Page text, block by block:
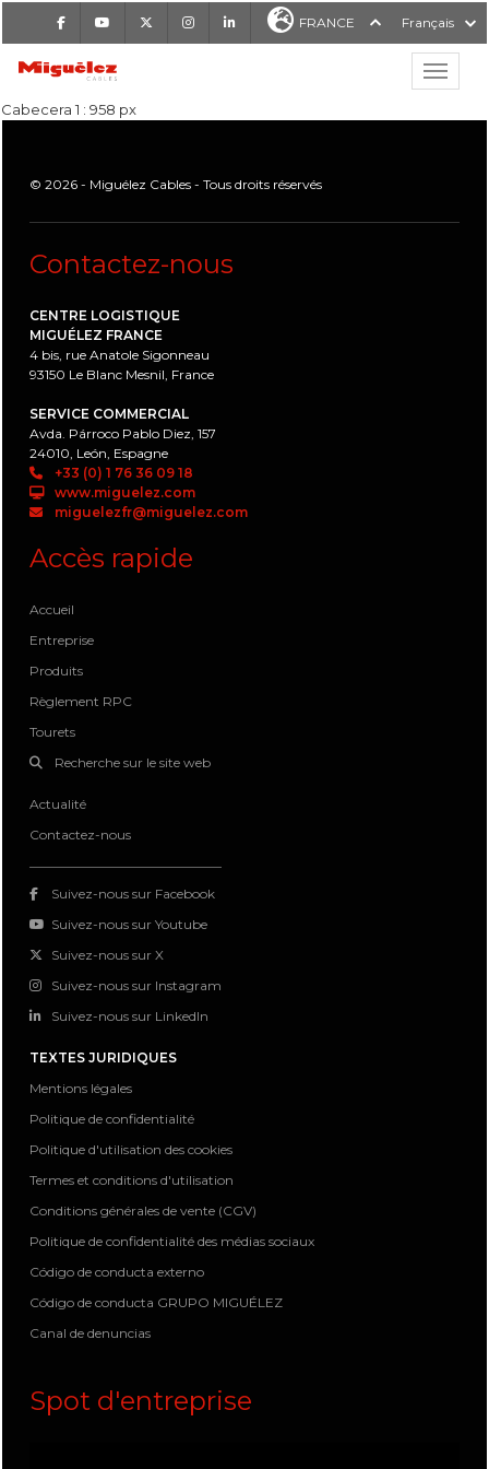
FacebookYoutube InstagramLinkedIn FRANCE Français
Miguélez Cables
Cabecera 1 : 958 px
© 2026 - Miguélez Cables - Tous droits réservés
Contactez-nous
CENTRE LOGISTIQUE
MIGUÉLEZ FRANCE
4 bis, rue Anatole Sigonneau
93150 Le Blanc Mesnil, France
SERVICE COMMERCIAL
Avda. Párroco Pablo Diez, 157
24010, León, Espagne
+33 (0) 1 76 36 09 18
www.miguelez.com
miguelezfr@miguelez.com
Accès rapide
Accueil
Entreprise
Produits
Règlement RPC
Tourets
Recherche sur le site web
Actualité
Contactez-nous
Suivez-nous sur Facebook
Suivez-nous sur Youtube
Suivez-nous sur X
Suivez-nous sur Instagram
Suivez-nous sur LinkedIn
TEXTES JURIDIQUES
Mentions légales
Politique de confidentialité
Politique d'utilisation des cookies
Termes et conditions d'utilisation
Conditions générales de vente (CGV)
Politique de confidentialité des médias sociaux
Código de conducta externo
Código de conducta GRUPO MIGUÉLEZ
Canal de denuncias
Spot d'entreprise